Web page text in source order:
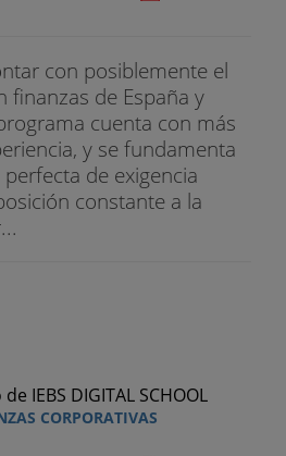
con posiblemente el
finanzas de España y
cuenta con más
y se fundamenta
de exigencia
constante a la
CORPORATIVAS